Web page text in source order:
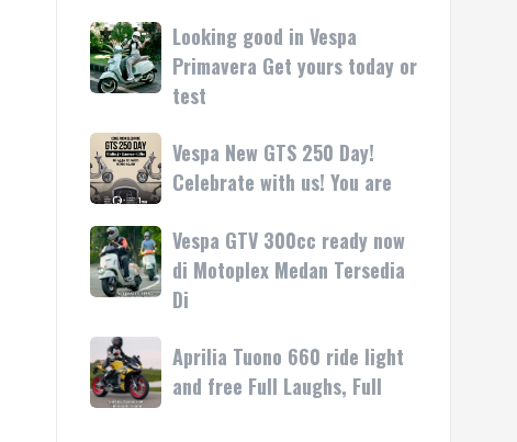
•
Mesin
pink/lilac
Yuk
test
atau
bawa
Looking
good
in
Primavera
Get
yours
or
test
Looking good in Vespa
Primavera Get yours today or
test
Vespa
New
GTS
250
Day!
Celebrate
with
You
are
Vespa New GTS 250 Day!
Celebrate with us! You are
Vespa
GTV
300cc
now
di
Motoplex
Vespa GTV 300cc ready now
di Motoplex Medan Tersedia
Di
Aprilia
Tuono
660
Aprilia Tuono 660 ride light
and free Full Laughs, Full